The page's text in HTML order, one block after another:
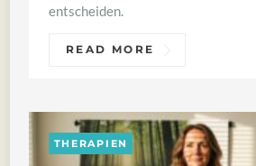
entscheiden.
READ MORE
THERAPIEN